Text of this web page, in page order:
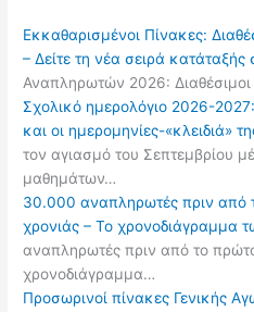
Εκκαθαρισμένοι Πίνακες:
– Δείτε τη νέα σειρά κατάταξής
Αναπληρωτών 2026:
Σχολικό ημερολόγιο 2026-
και οι ημερομηνίες-«κλειδιά»
τον αγιασμό του Σεπτεμβρίου
μαθημάτων…
30.000 αναπληρωτές πριν από
χρονιάς – Το χρονοδιάγραμμα
αναπληρωτές πριν από το
χρονοδιάγραμμα…
Προσωρινοί πίνακες Γενικής